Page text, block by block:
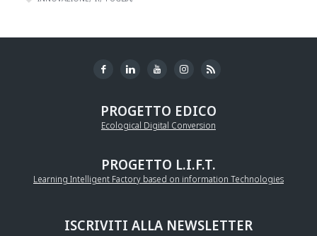
PROGETTO EDICO
Ecological Digital Conversion
PROGETTO L.I.F.T.
Learning Intelligent Factory based on information Technologies
ISCRIVITI ALLA NEWSLETTER